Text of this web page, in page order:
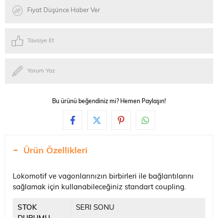
Fiyat Düşünce Haber Ver
Tavsiye Et
Yorum Yaz
Bu ürünü beğendiniz mi? Hemen Paylaşın!
Ürün Özellikleri
Lokomotif ve vagonlarınızın birbirleri ile bağlantılarını
sağlamak için kullanabileceğiniz standart coupling.
STOK
SERI SONU